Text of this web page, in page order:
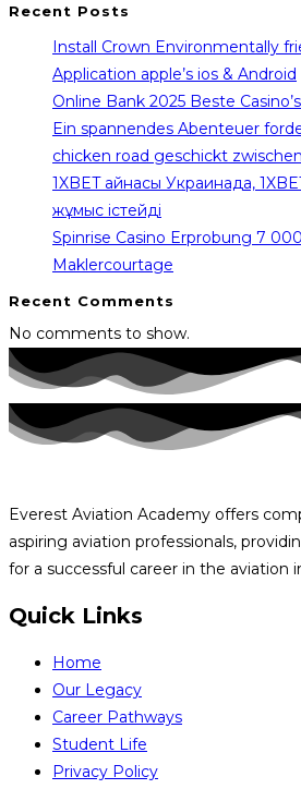
Recent Posts
Install Crown Environmentally
Application apple’s ios & Android
Online Bank 2025 Beste
Ein spannendes Abenteuer
chicken road geschickt
1XBET айнасы Украинада,
жұмыс істейді
Spinrise Casino Erprobung 7
Maklercourtage
Recent Comments
No comments to show.
Everest Aviation Academy offers
aspiring aviation professionals,
for a successful career in the aviation
Quick Links
Home
Our Legacy
Career Pathways
Student Life
Privacy Policy